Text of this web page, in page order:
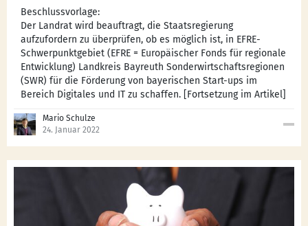
Beschlussvorlage:
Der Landrat wird beauftragt, die Staatsregierung
aufzufordern zu überprüfen, ob es möglich ist, in EFRE-
Schwerpunktgebiet (EFRE = Europäischer Fonds für regionale
Entwicklung) Landkreis Bayreuth Sonderwirtschaftsregionen
(SWR) für die Förderung von bayerischen Start-ups im
Bereich Digitales und IT zu schaffen. [Fortsetzung im Artikel]
Mario Schulze
24. Januar 2022